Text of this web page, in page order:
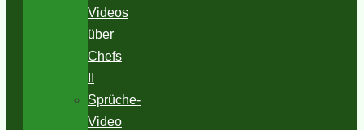
Videos
über
Chefs
Sprüche-
Video